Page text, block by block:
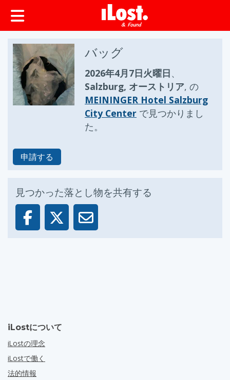
ップ
バッグ
2026年4月7日火曜日、
Salzburg, オーストリア, の
MEININGER Hotel Salzburg
City Center で見つかりまし
た。
申請する
見つかった落とし物を共有する
iLostについて
iLostの理念
iLostで働く
法的情報